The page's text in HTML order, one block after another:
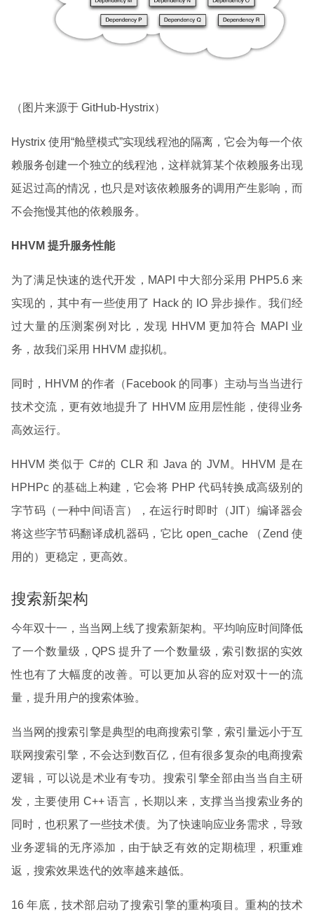
（图片来源于 GitHub-Hystrix）
Hystrix 使用“舱壁模式”实现线程池的隔离，它会为每一个依
赖服务创建一个独立的线程池，这样就算某个依赖服务出现
延迟过高的情况，也只是对该依赖服务的调用产生影响，而
不会拖慢其他的依赖服务。
HHVM 提升服务性能
为了满足快速的迭代开发，MAPI 中大部分采用 PHP5.6 来
实现的，其中有一些使用了 Hack 的 IO 异步操作。我们经
过大量的压测案例对比，发现 HHVM 更加符合 MAPI 业
务，故我们采用 HHVM 虚拟机。
同时，HHVM 的作者（Facebook 的同事）主动与当当进行
技术交流，更有效地提升了 HHVM 应用层性能，使得业务
高效运行。
HHVM 类似于 C#的 CLR 和 Java 的 JVM。HHVM 是在
HPHPc 的基础上构建，它会将 PHP 代码转换成高级别的
字节码（一种中间语言），在运行时即时（JIT）编译器会
将这些字节码翻译成机器码，它比 open_cache （Zend 使
用的）更稳定，更高效。
搜索新架构
今年双十一，当当网上线了搜索新架构。平均响应时间降低
了一个数量级，QPS 提升了一个数量级，索引数据的实效
性也有了大幅度的改善。可以更加从容的应对双十一的流
量，提升用户的搜索体验。
当当网的搜索引擎是典型的电商搜索引擎，索引量远小于互
联网搜索引擎，不会达到数百亿，但有很多复杂的电商搜索
逻辑，可以说是术业有专功。搜索引擎全部由当当自主研
发，主要使用 C++ 语言，长期以来，支撑当当搜索业务的
同时，也积累了一些技术债。为了快速响应业务需求，导致
业务逻辑的无序添加，由于缺乏有效的定期梳理，积重难
返，搜索效果迭代的效率越来越低。
16 年底，技术部启动了搜索引擎的重构项目。重构的技术